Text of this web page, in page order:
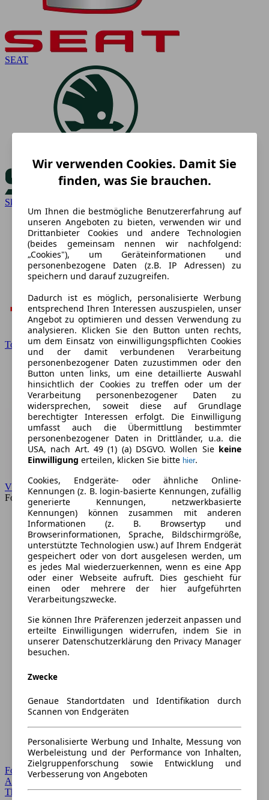
SEAT
Skoda
Toyota
VW
Forum
Forum Startseite
Alle Auto-Foren
Themen-Forum
Wir verwenden Cookies. Damit Sie
finden, was Sie brauchen.
Um Ihnen die bestmögliche Benutzererfahrung auf
unseren Angeboten zu bieten, verwenden wir und
Drittanbieter Cookies und andere Technologien
(beides gemeinsam nennen wir nachfolgend:
„Cookies"), um Geräteinformationen und
personenbezogene Daten (z.B. IP Adressen) zu
speichern und darauf zuzugreifen.
Dadurch ist es möglich, personalisierte Werbung
entsprechend Ihren Interessen auszuspielen, unser
Angebot zu optimieren und dessen Verwendung zu
analysieren. Klicken Sie den Button unten rechts,
um dem Einsatz von einwilligungspflichten Cookies
und der damit verbundenen Verarbeitung
personenbezogener Daten zuzustimmen oder den
Button unten links, um eine detaillierte Auswahl
hinsichtlich der Cookies zu treffen oder um der
Verarbeitung personenbezogener Daten zu
widersprechen, soweit diese auf Grundlage
berechtigter Interessen erfolgt. Die Einwilligung
umfasst auch die Übermittlung bestimmter
personenbezogener Daten in Drittländer, u.a. die
USA, nach Art. 49 (1) (a) DSGVO. Wollen Sie keine
Einwilligung erteilen, klicken Sie bitte hier.
Cookies, Endgeräte- oder ähnliche Online-
Kennungen (z. B. login-basierte Kennungen, zufällig
generierte Kennungen, netzwerkbasierte
Kennungen) können zusammen mit anderen
Informationen (z. B. Browsertyp und
Browserinformationen, Sprache, Bildschirmgröße,
unterstützte Technologien usw.) auf Ihrem Endgerät
gespeichert oder von dort ausgelesen werden, um
es jedes Mal wiederzuerkennen, wenn es eine App
oder einer Webseite aufruft. Dies geschieht für
einen oder mehrere der hier aufgeführten
Verarbeitungszwecke.
Sie können Ihre Präferenzen jederzeit anpassen und
erteilte Einwilligungen widerrufen, indem Sie in
unserer Datenschutzerklärung den Privacy Manager
besuchen.
Zwecke
Genaue Standortdaten und Identifikation durch
Scannen von Endgeräten
Personalisierte Werbung und Inhalte, Messung von
Werbeleistung und der Performance von Inhalten,
Zielgruppenforschung sowie Entwicklung und
Verbesserung von Angeboten